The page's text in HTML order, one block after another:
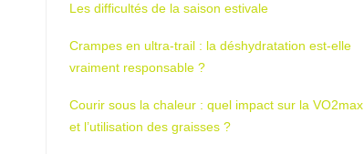
Les difficultés de la saison estivale
Crampes en ultra-trail : la déshydratation est-elle
vraiment responsable ?
Courir sous la chaleur : quel impact sur la VO2max
et l’utilisation des graisses ?